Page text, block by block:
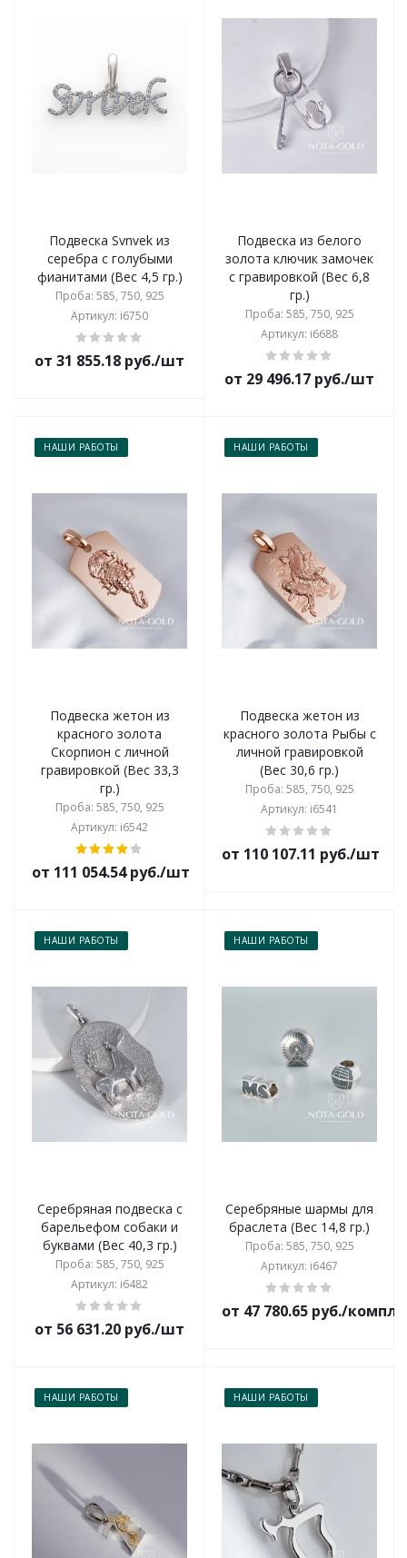
Подвеска Svnvek из
серебра с голубыми
фианитами (Вес 4,5 гр.)
Проба: 585, 750, 925
Артикул: i6750
от 31 855.18 руб./шт
Подвеска из белого
золота ключик замочек
с гравировкой (Вес 6,8
гр.)
Проба: 585, 750, 925
Артикул: i6688
от 29 496.17 руб./шт
НАШИ РАБОТЫ
Подвеска жетон из
красного золота
Скорпион с личной
гравировкой (Вес 33,3
гр.)
Проба: 585, 750, 925
Артикул: i6542
от 111 054.54 руб./шт
НАШИ РАБОТЫ
Подвеска жетон из
красного золота Рыбы с
личной гравировкой
(Вес 30,6 гр.)
Проба: 585, 750, 925
Артикул: i6541
от 110 107.11 руб./шт
НАШИ РАБОТЫ
Серебряная подвеска с
барельефом собаки и
буквами (Вес 40,3 гр.)
Проба: 585, 750, 925
Артикул: i6482
от 56 631.20 руб./шт
НАШИ РАБОТЫ
Серебряные шармы для
браслета (Вес 14,8 гр.)
Проба: 585, 750, 925
Артикул: i6467
от 47 780.65 руб./
НАШИ РАБОТЫ НАШИ РАБОТЫ